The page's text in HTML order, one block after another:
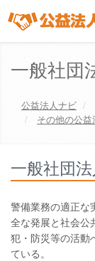
一般社団
公益法人ナビ
その他の公益
一般社団
警備業務の適正な
全な発展と社会公
犯・防災等の活動
ている。